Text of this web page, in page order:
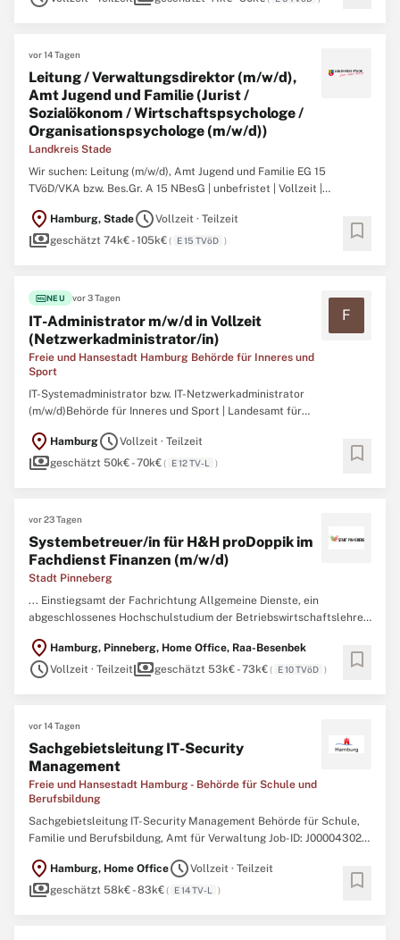
vor 14 Tagen
Leitung / Verwaltungsdirektor (m/w/d),
Amt Jugend und Familie (Jurist /
Sozialökonom / Wirtschaftspsychologe /
Organisationspsychologe (m/w/d))
Landkreis Stade
Wir suchen: Leitung (m/w/d), Amt Jugend und Familie EG 15
TVöD/VKA bzw. Bes.Gr. A 15 NBesG | unbefristet | Vollzeit |
145 Stellen, unterteilt in 14 Teams, zugeordnet sind, gehören die
Abteilungen Soziale Dienste, Wirtschaftliche Hilfen und ...
location_on Hamburg, StadescheduleVollzeit · Teilzeit
paymentsgeschätzt 74k€ - 105k€( E 15 TVöD ) bookmark
fiber_newNEU vor 3 Tagen
IT-Administrator m/w/d in Vollzeit
(Netzwerkadministrator/in)
Freie und Hansestadt Hamburg Behörde für Inneres und
Sport
F
IT-Systemadministrator bzw. IT-Netzwerkadministrator
(m/w/d)Behörde für Inneres und Sport | Landesamt für
für Verfassungsschutz (LfV), dienen als Frühwarnsystem vor den
Gefahren für die freiheitliche demokratische Grundordnung. Dabei
location_on HamburgscheduleVollzeit · Teilzeit
paymentsgeschätzt 50k€ - 70k€( E 12 TV-L ) bookmark
vor 23 Tagen
Systembetreuer/in für H&H proDoppik im
Fachdienst Finanzen (m/w/d)
Stadt Pinneberg
... Einstiegsamt der Fachrichtung Allgemeine Dienste, ein
abgeschlossenes Hochschulstudium der Betriebswirtschaftslehre,
Verwaltungsinformatik, eine abgeschlossene Ausbildung als
Verwaltungsfachangestellte*r mit Angestelltenlehrgang II, oder
location_on Hamburg, Pinneberg, Home Office, Raa-Besenbek
scheduleVollzeit · Teilzeitpaymentsgeschätzt 53k€ - 73k€( E 10 TVöD ) bookmark
vor 14 Tagen
Sachgebietsleitung IT-Security
Management
Freie und Hansestadt Hamburg - Behörde für Schule und
Berufsbildung
Sachgebietsleitung IT-Security Management Behörde für Schule,
Familie und Berufsbildung, Amt für Verwaltung Job-ID: J000043021
(unbefristet) Bezahlung: EGr. 14 TV-L BesGr. A14 HmbBesG
Bewerbungsfrist: 26.08.2026 Wir über uns Digitale ...
location_on Hamburg, Home OfficescheduleVollzeit · Teilzeit
paymentsgeschätzt 58k€ - 83k€( E 14 TV-L ) bookmark